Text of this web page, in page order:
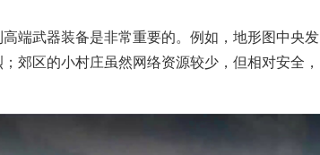
端武器装备是非常重要的。例如，地形图中央发
郊区的小村庄虽然网络资源较少，但相对安全，